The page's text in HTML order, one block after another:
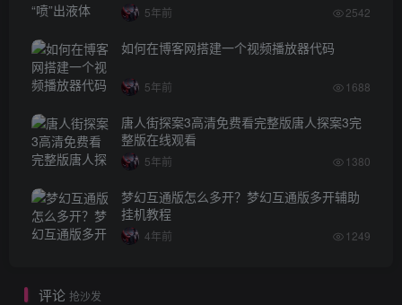
5年前 2542
如何在博客网搭建一个视频播放器代码
5年前 1688
唐人街探案3高清免费看完整版唐人探案3完
整版在线观看
5年前 1380
梦幻互通版怎么多开？梦幻互通版多开辅助
挂机教程
4年前 1249
评论 抢沙发